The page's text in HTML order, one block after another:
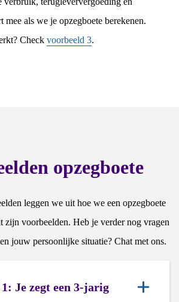
mee als we je opzegboete berekenen.
Check voorbeeld 3.
opzegboete
leggen we uit hoe we een opzegboete
zijn voorbeelden. Heb je verder nog vragen
jouw persoonlijke situatie? Chat met ons.
Je zegt een 3-jarig